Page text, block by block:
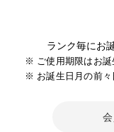
ランク毎にお
ご使用期限はお
お誕生日月の前々